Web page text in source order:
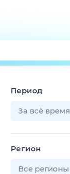
Поиск
ТВ-программа
Период
За всё время
Регион
Все регионы